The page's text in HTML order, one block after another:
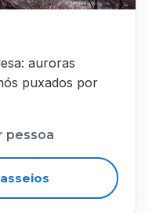
auroras
puxados por
pessoa